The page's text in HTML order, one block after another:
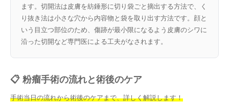
ます。切開法は皮膚を紡錘形に切り袋ごと摘出する方法で、く
り抜き法は小さな穴から内容物と袋を取り出す方法です。顔と
いう目立つ部位のため、傷跡が最小限になるよう皮膚のシワに
沿った切開など専門医による工夫がなされます。
📋 粉瘤手術の流れと術後のケア
手術当日の流れから術後のケアまで、詳しく解説します！